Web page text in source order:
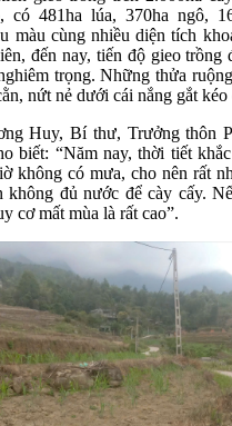
có 481ha lúa, 370ha ngô,
màu cùng nhiều diện tích
đến nay, tiến độ gieo trồng
trọng. Những thửa
nứt nẻ dưới cái nắng gắt kéo
Huy, Bí thư, Trưởng thôn
biết: “Năm nay, thời tiết
không có mưa, cho nên rất
không đủ nước để cày cấy.
cơ mất mùa là rất cao”.